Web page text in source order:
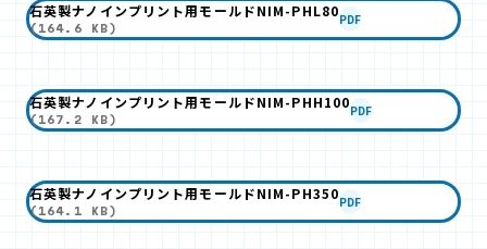
石英製ナノインプリント用モールドNIM-PHL80
(164.6 KB)
PDF
石英製ナノインプリント用モールドNIM-PHH100
(167.2 KB)
PDF
石英製ナノインプリント用モールドNIM-PH350
(164.1 KB)
PDF